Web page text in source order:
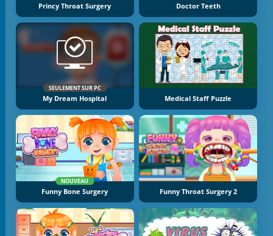
Princy Throat Surgery Doctor Teeth
SEULEMENT SUR PC
My Dream Hospital Medical Staff Puzzle
NOUVEAU
Funny Bone Surgery Funny Throat Surgery 2